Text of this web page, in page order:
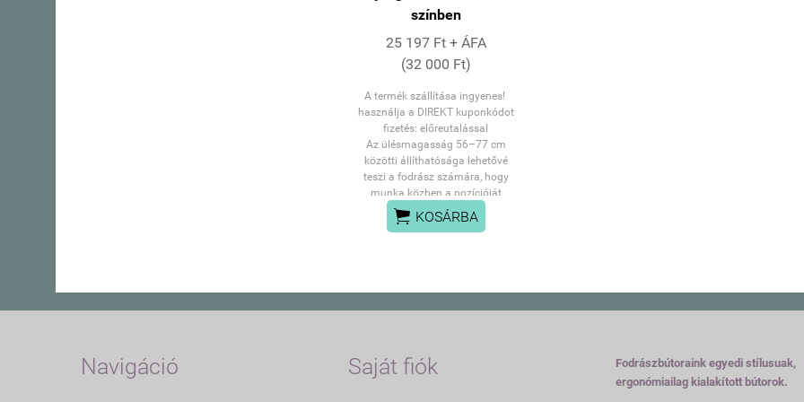
színben
25 197 Ft + ÁFA
(32 000 Ft)
A termék szállítása ingyenes!
használja a DIREKT kuponkódot
fizetés: előreutalással
Az ülésmagasság 56–77 cm
közötti állíthatósága lehetővé
teszi a fodrász számára, hogy
munka közben a pozícióját
kényelmesen igazítsa. A nyereg
alakú, deformációálló szivaccsal
mechanizmus hatékonyabbá és
és poliuretán (PU) bevonattal
rendelkeznek, ötvözve a sima
 KOSÁRBA
Navigáció Saját fiók
Fodrászbútoraink egyedi stílusuak,
ergonómiailag kialakított bútorok.